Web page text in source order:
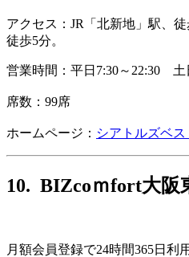
アクセス：JR「北新地」駅、
徒歩5分。
営業時間：平日7:30～22:30 土
席数：99席
ホームページ： シアトルズベ
10. BIZcoｍfort大阪
月額会員登録で24時間365日利